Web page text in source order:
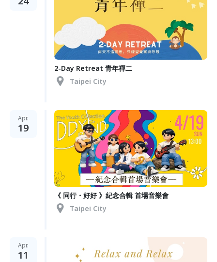
2-Day Retreat 青年禪二
Taipei City
Apr.
19
《 同行・好好 》紀念合輯 首場音樂會
Taipei City
Apr.
11